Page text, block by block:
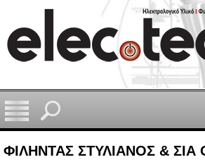
ΦΙΛΗΝΤΑΣ ΣΤΥΛΙΑΝΟΣ & ΣΙΑ